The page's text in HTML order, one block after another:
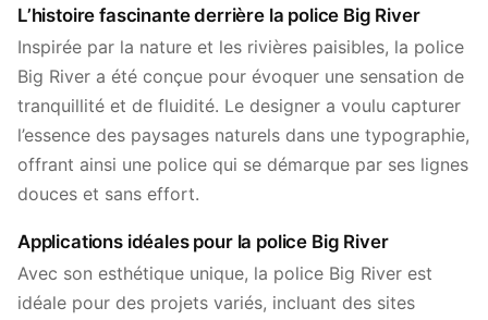
L’histoire fascinante derrière la police Big River
Inspirée par la nature et les rivières paisibles, la police
Big River a été conçue pour évoquer une sensation de
tranquillité et de fluidité. Le designer a voulu capturer
l’essence des paysages naturels dans une typographie,
offrant ainsi une police qui se démarque par ses lignes
douces et sans effort.
Applications idéales pour la police Big River
Avec son esthétique unique, la police Big River est
idéale pour des projets variés, incluant des sites